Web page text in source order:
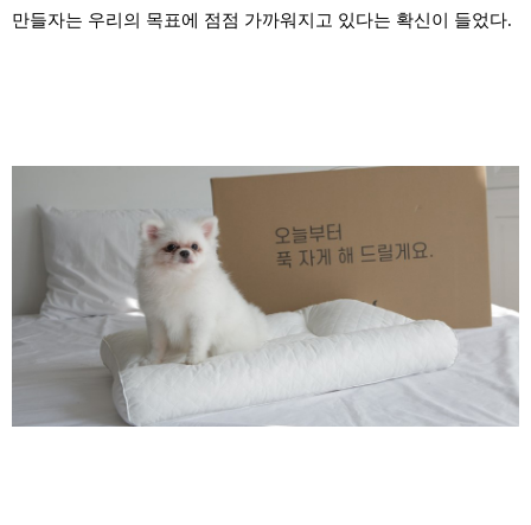
만들자는 우리의 목표에 점점 가까워지고 있다는 확신이 들었다.